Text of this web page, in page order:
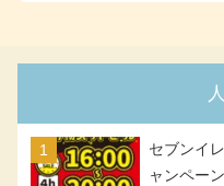
セブンイ
ャンペー